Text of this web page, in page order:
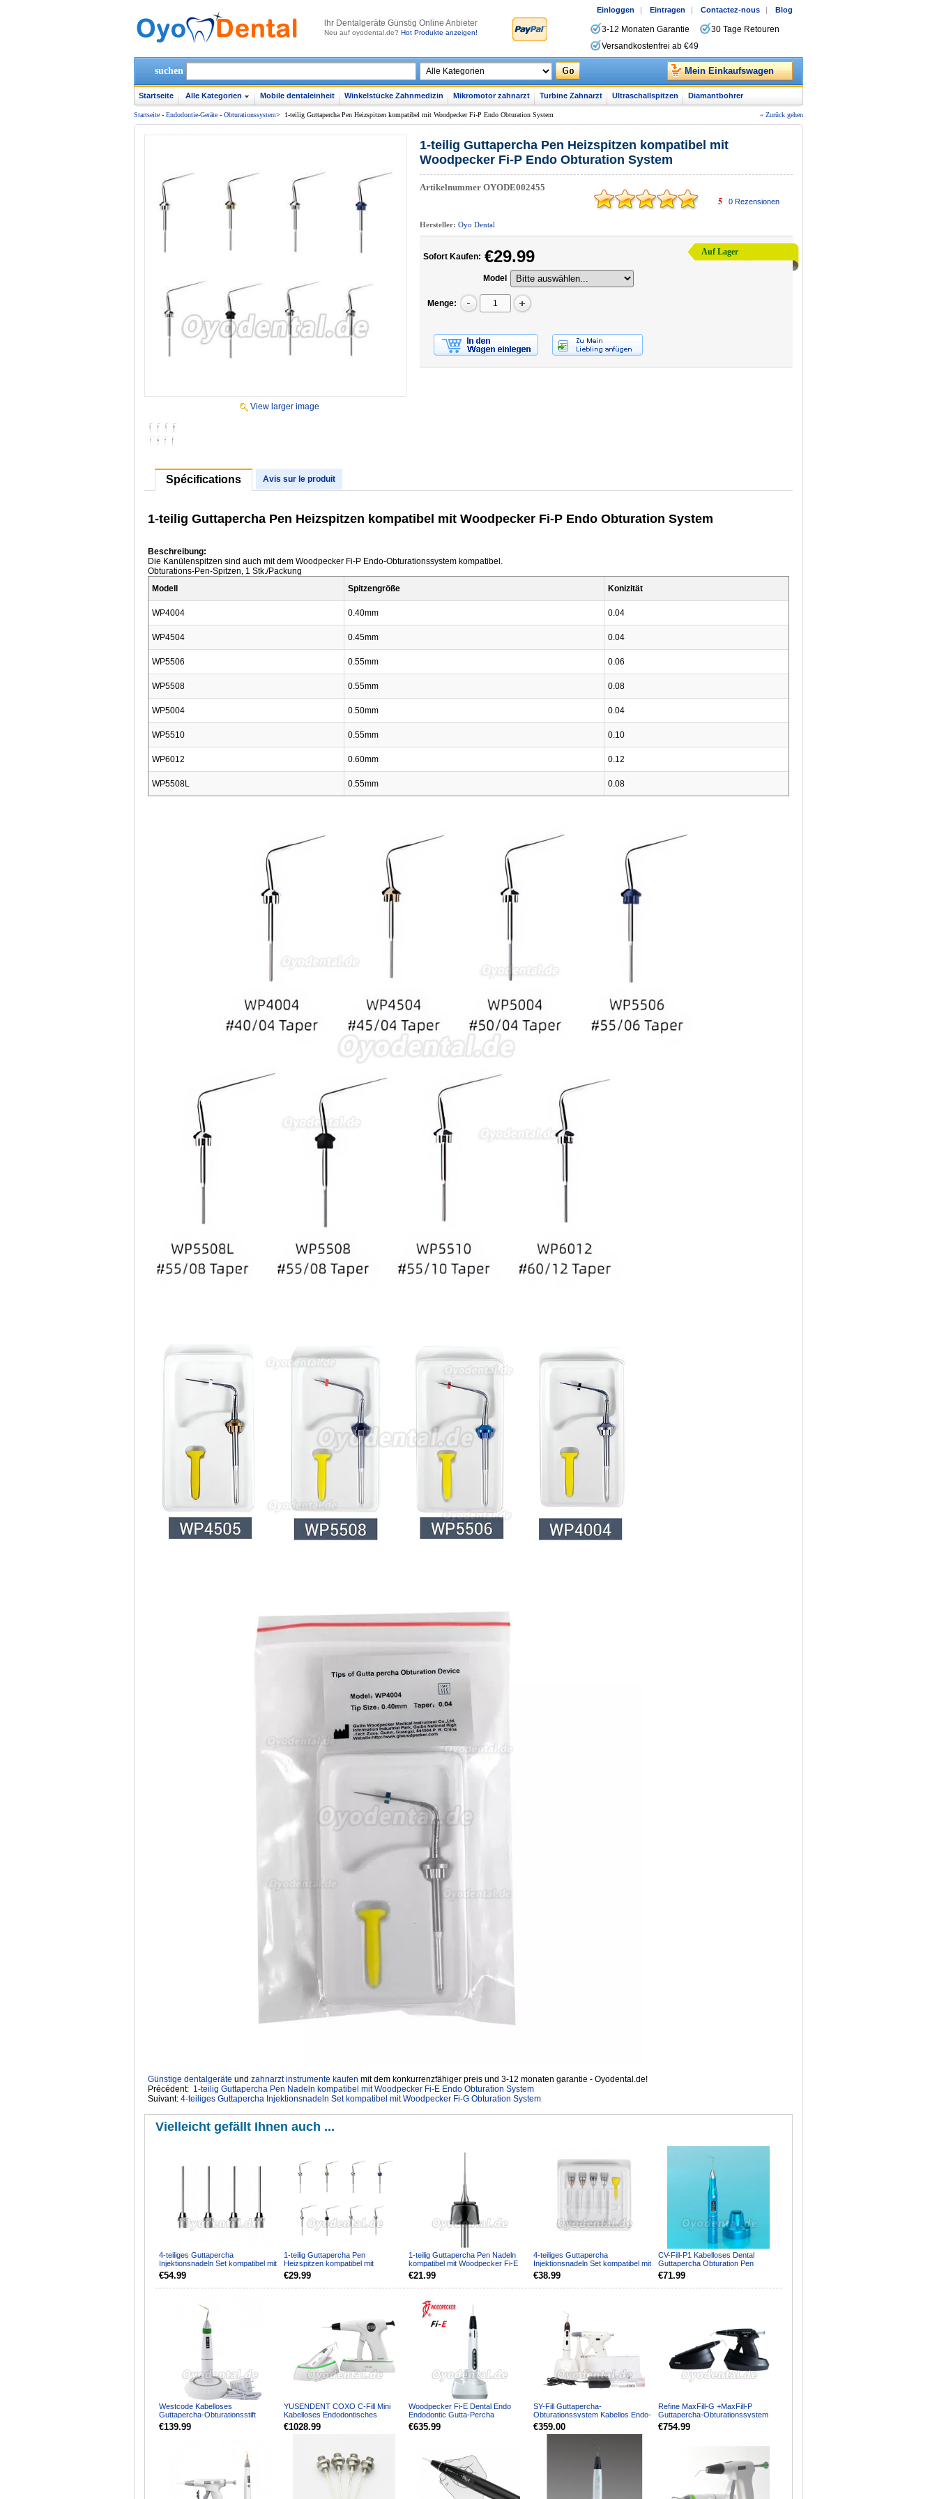
lhr Dentalgeräte Günstig Online Anbieter
Neu auf oyodental.de? Hot Produkte anzeigen!
Einloggen | Eintragen | Contactez-nous | Blog
3-12 Monaten Garantie
30 Tage Retouren
Versandkostenfrei ab €49
suchen Mein Einkaufswagen
Startseite Alle Kategorien Mobile dentaleinheit Winkelstücke Zahnmedizin Mikromotor zahnarzt Turbine Zahnarzt Ultraschallspitzen Diamantbohrer
Startseite - Endodontie-Geräte - Obturationssystem> 1-teilig Guttapercha Pen Heizspitzen kompatibel mit Woodpecker Fi-P Endo Obturation System « Zurück gehen
View larger image
1-teilig Guttapercha Pen Heizspitzen kompatibel mit
Woodpecker Fi-P Endo Obturation System
Artikelnummer OYODE002455
5 0Rezensionen
Hersteller: Oyo Dental
Auf Lager
Sofort Kaufen: €29.99
Model
Menge:
Spécifications Avis sur le produit
1-teilig Guttapercha Pen Heizspitzen kompatibel mit Woodpecker Fi-P Endo Obturation System
Beschreibung:
Die Kanülenspitzen sind auch mit dem Woodpecker Fi-P Endo-Obturationssystem kompatibel.
Obturations-Pen-Spitzen, 1 Stk./Packung
Modell
Spitzengröße Konizität
WP4004 0.40mm 0.04
WP4504 0.45mm 0.04
WP5506 0.55mm 0.06
WP5508 0.55mm 0.08
WP5004 0.50mm 0.04
WP5510 0.55mm 0.10
WP6012 0.60mm 0.12
WP5508L 0.55mm 0.08
Günstige dentalgeräte ‎ und zahnarzt instrumente kaufen mit dem konkurrenzfähiger preis und 3-12 monaten garantie - Oyodental.de!
Précédent: 1-teilig Guttapercha Pen Nadeln kompatibel mit Woodpecker Fi-E Endo Obturation System
Suivant: 4-teiliges Guttapercha Injektionsnadeln Set kompatibel mit Woodpecker Fi-G Obturation System
Vielleicht gefällt Ihnen auch ...
4-teiliges Guttapercha
Injektionsnadeln Set kompatibel mit
Woodpecker Fi-G Obtur...
€54.99
1-teilig Guttapercha Pen
Heizspitzen kompatibel mit
Woodpecker Fi-P Endo Obturat...
€29.99
1-teilig Guttapercha Pen Nadeln
kompatibel mit Woodpecker Fi-E
Endo Obturation S...
€21.99
4-teiliges Guttapercha
Injektionsnadeln Set kompatibel mit
Woodpecker Fi-G Endo ...
€38.99
CV-Fill-P1 Kabelloses Dental
Guttapercha Obturation Pen
Endodontie Obturation Sy...
€71.99
Westcode Kabelloses
Guttapercha-Obturationsstift
Endodontisches Beheiztes Stift-...
€139.99
YUSENDENT COXO C-Fill Mini
Kabelloses Endodontisches
Obturationssystem Kit
€1028.99
Woodpecker Fi-E Dental Endo
Endodontic Gutta-Percha
Obturation System
€635.99
SY-Fill Guttapercha-
Obturationssystem Kabellos Endo-
beheizter Stift + Obturation...
€359.00
Refine MaxFill-G +MaxFill-P
Guttapercha-Obturationssystem
Kabellos Kit
€754.99